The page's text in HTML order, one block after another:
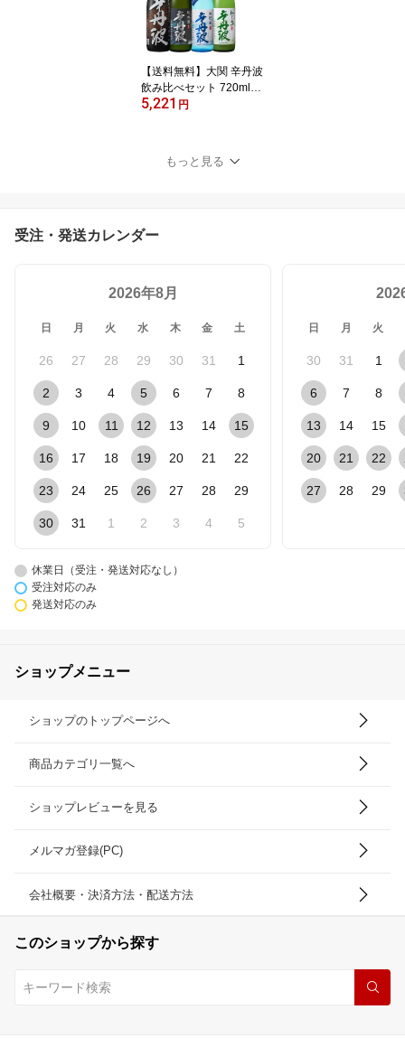
【送料無料】大関 辛丹波
飲み比べセット 720ml×4
本 日本酒セット 清酒 お
5,221 円
もっと見る
受注・発送カレンダー
2026年8月
日 月 火 水 木 金 土
26 27 28 29 30 31 1
2 3 4 5 6 7 8
9 10 11 12 13 14 15
16 17 18 19 20 21 22
23 24 25 26 27 28 29
30 31 1 2 3 4 5
日 月 火
30 31 1
6 7 8
13 14 15
20 21 22
27 28 29
休業日（受注・発送対応なし）
受注対応のみ
発送対応のみ
ショップメニュー
ショップのトップページへ
商品カテゴリ一覧へ
ショップレビューを見る
メルマガ登録(PC)
会社概要・決済方法・配送方法
このショップから探す